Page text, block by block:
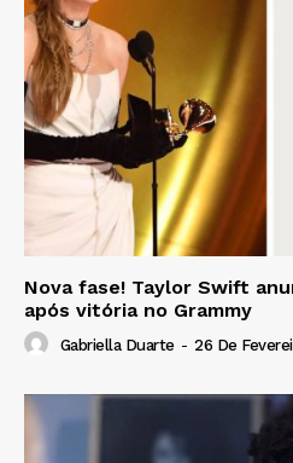
Nova fase! Taylor Swift
após vitória no Grammy
Gabriella Duarte - 26 De